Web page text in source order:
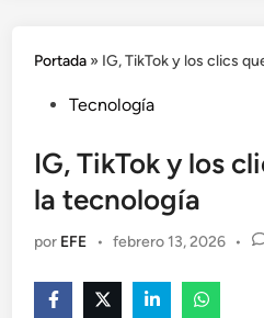
Portada » IG, TikTok y los clics
Publicado
Tecnología
IG, TikTok y los
la tecnología
por EFE • febrero 13, 2026 •